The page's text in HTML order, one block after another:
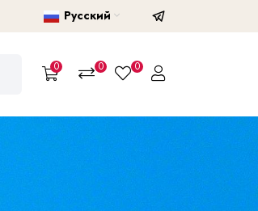
Русский
0 0 0